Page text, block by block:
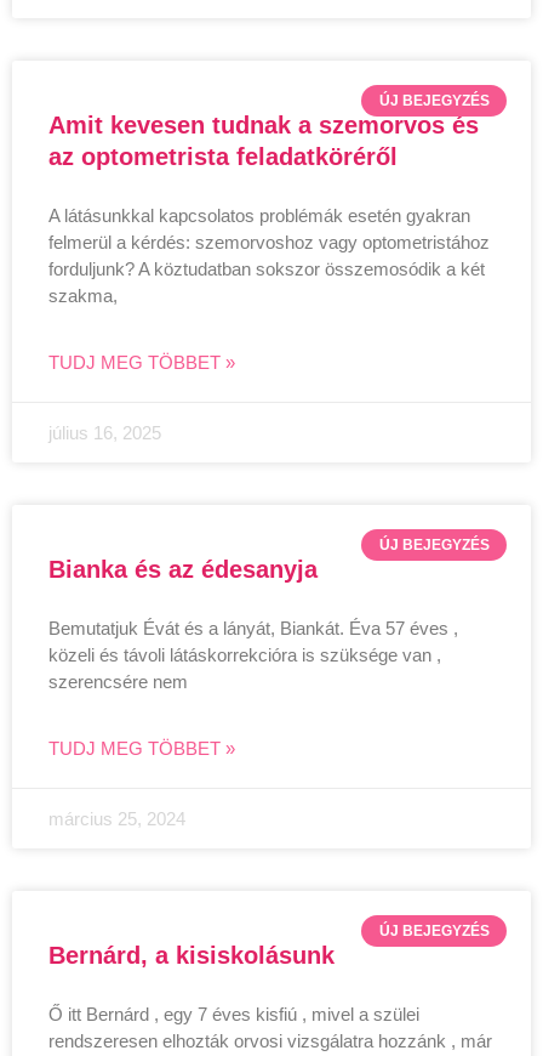
ÚJ BEJEGYZÉS
Amit kevesen tudnak a szemorvos és
az optometrista feladatköréről
A látásunkkal kapcsolatos problémák esetén gyakran
felmerül a kérdés: szemorvoshoz vagy optometristához
forduljunk? A köztudatban sokszor összemosódik a két
szakma,
TUDJ MEG TÖBBET »
július 16, 2025
ÚJ BEJEGYZÉS
Bianka és az édesanyja
Bemutatjuk Évát és a lányát, Biankát. Éva 57 éves ,
közeli és távoli látáskorrekcióra is szüksége van ,
szerencsére nem
TUDJ MEG TÖBBET »
március 25, 2024
ÚJ BEJEGYZÉS
Bernárd, a kisiskolásunk
Ő itt Bernárd , egy 7 éves kisfiú , mivel a szülei
rendszeresen elhozták orvosi vizsgálatra hozzánk , már